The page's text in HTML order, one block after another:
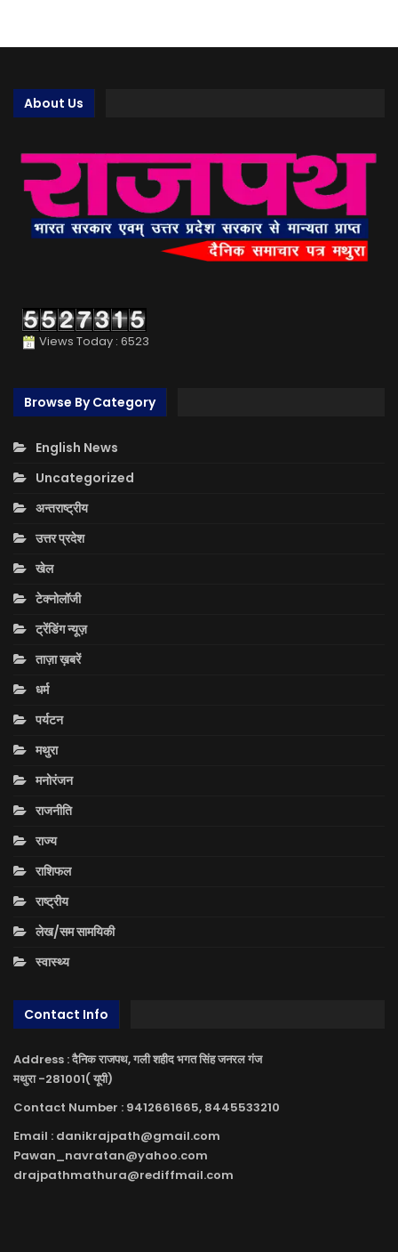
About Us
Views Today : 6523
Browse By Category
English News
Uncategorized
अन्तराष्ट्रीय
उत्तर प्रदेश
खेल
टेक्नोलॉजी
ट्रेंडिंग न्यूज़
ताज़ा ख़बरें
धर्म
पर्यटन
मथुरा
मनोरंजन
राजनीति
राज्य
राशिफल
राष्ट्रीय
लेख/सम सामयिकी
स्वास्थ्य
Contact Info
Address : दैनिक राजपथ, गली शहीद भगत सिंह जनरल गंज
मथुरा -281001( यूपी)
Contact Number : 9412661665, 8445533210
Email : danikrajpath@gmail.com
Pawan_navratan@yahoo.com
drajpathmathura@rediffmail.com